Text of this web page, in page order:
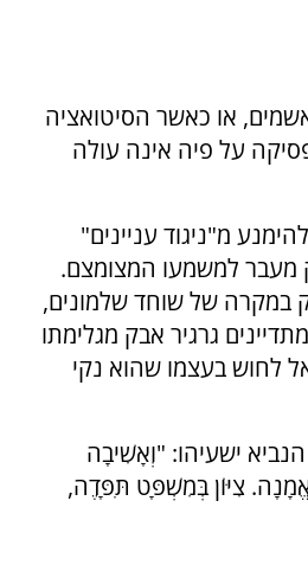
או כאשר הסיטואציה
על פיה אינה עולה
מ"ניגוד עניינים"
מעבר למשמעו המצומצם.
במקרה של שוחד שלמונים,
גרגיר אבק מגלימתו
לחוש בעצמו שהוא נקי
ישעיהו: "וְאָשִׁיבָה
צִיּוֹן בְּמִשְׁפָּט תִּפָּדֶה,